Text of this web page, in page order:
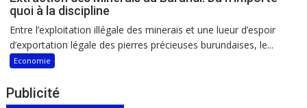
quoi à la discipline
Entre l’exploitation illégale des minerais et une lueur d’espoir
d’exportation légale des pierres précieuses burundaises, le...
Economie
Publicité